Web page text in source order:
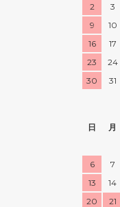
2
3
9
10
16
17
23
24
30
31
日
月
6
7
13
14
20
21